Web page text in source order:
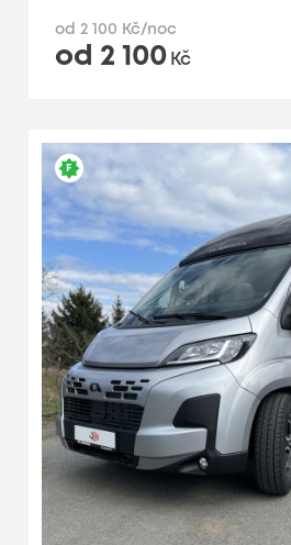
od 2 100 Kč/noc
od 2 100 Kč